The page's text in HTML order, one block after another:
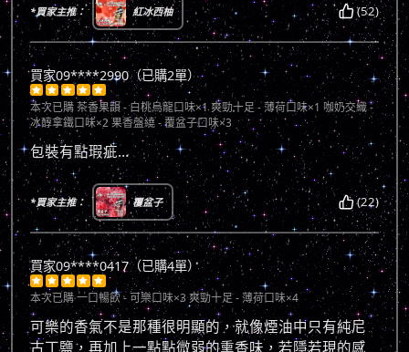
*買家主推： 紅冰西柚 (52)
買家09****2990（已購2單）
    
本次已購茶香果韻 - 白桃烏龍口味×1 爽勁十足 - 薄荷口味×1 咖奶交織 -
冰醇拿鐵口味×2 果香盤繞 - 覆盆子口味×3
包裝有點瑕疵…
*買家主推： 覆盆子 (22)
買家09****0417（已購4單）
    
本次已購一口暢飲 - 可樂口味×3 爽勁十足 - 薄荷口味×4
可樂的香氣不是那種很明顯的，就像煙油中只有純尼
古丁鹽，再加上一點點微弱的熏香味，若隱若現的感